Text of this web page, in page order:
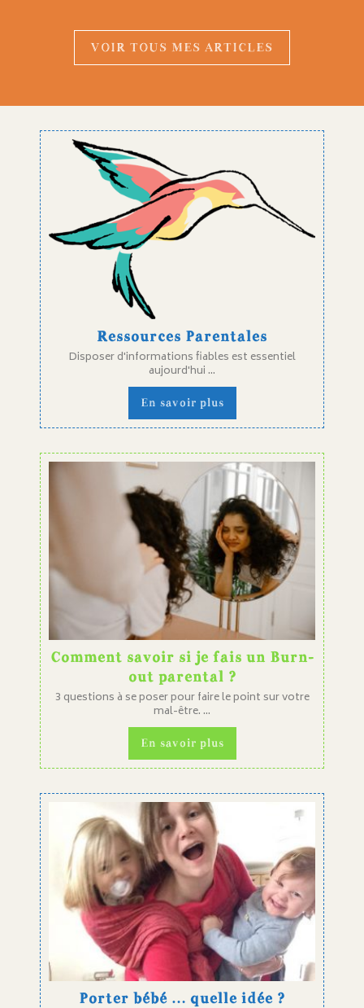
VOIR TOUS MES ARTICLES
Ressources Parentales
Disposer d'informations fiables est essentiel
aujourd'hui ...
En savoir plus
Comment savoir si je fais un Burn-
out parental ?
3 questions à se poser pour faire le point sur votre
mal-être. ...
En savoir plus
Porter bébé … quelle idée ?